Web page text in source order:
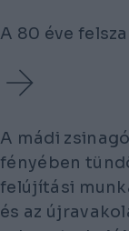
A 80 éve
A mádi
fényében
felújítási
és az